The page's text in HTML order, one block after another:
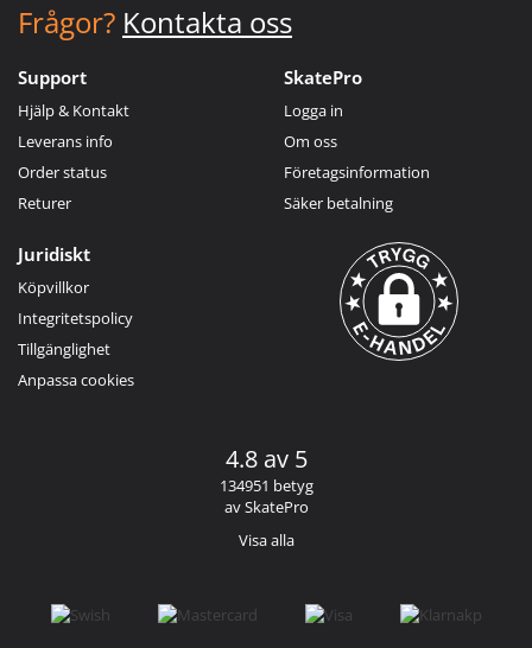
Frågor? Kontakta oss
Support
Hjälp & Kontakt
Leverans info
Order status
Returer
SkatePro
Logga in
Om oss
Företagsinformation
Säker betalning
Juridiskt
Köpvillkor
Integritetspolicy
Tillgänglighet
Anpassa cookies
4.8 av 5
134951 betyg
av SkatePro
Visa alla